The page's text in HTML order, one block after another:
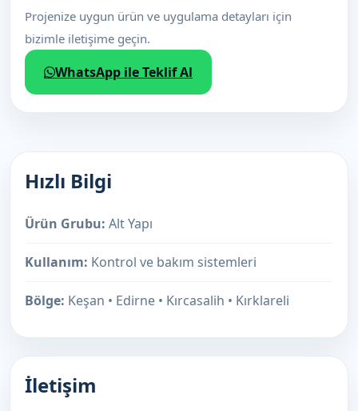
Projenize uygun ürün ve uygulama detayları için
bizimle iletişime geçin.
WhatsApp ile Teklif Al
Hızlı Bilgi
Ürün Grubu: Alt Yapı
Kullanım: Kontrol ve bakım sistemleri
Bölge: Keşan • Edirne • Kırcasalih • Kırklareli
İletişim